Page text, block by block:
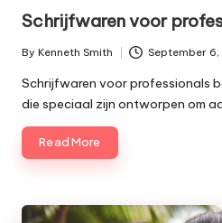
Schrijfwaren voor
Posted
by
By Kenneth Smith September
Schrijfwaren voor professionals
die speciaal zijn ontworpen om
Read More